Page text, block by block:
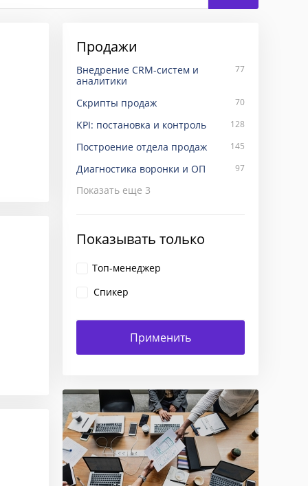
Продажи
Внедрение CRM-систем и
аналитики
77
Скрипты продаж 70
KPI: постановка и контроль 128
Построение отдела продаж 145
Диагностика воронки и ОП 97
Показать еще 3
Показывать только
Топ-менеджер
Спикер